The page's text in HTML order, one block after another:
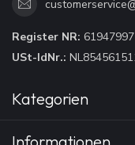
Register NR: 61947997
USt-IdNr.:
Kategorien